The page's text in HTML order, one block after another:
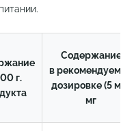
г.
Содержание
в рекомендуемой
дозировке (5 мл),
мг